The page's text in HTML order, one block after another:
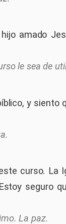
amado
le sea de
y siento
curso. La
seguro
La paz.